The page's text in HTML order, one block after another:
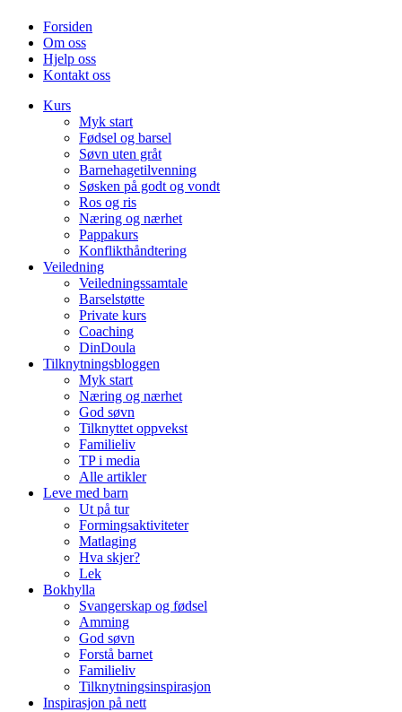
Forsiden
Om oss
Hjelp oss
Kontakt oss
Kurs
Myk start
Fødsel og barsel
Søvn uten gråt
Barnehagetilvenning
Søsken på godt og vondt
Ros og ris
Næring og nærhet
Pappakurs
Konflikthåndtering
Veiledning
Veiledningssamtale
Barselstøtte
Private kurs
Coaching
DinDoula
Tilknytningsbloggen
Myk start
Næring og nærhet
God søvn
Tilknyttet oppvekst
Familieliv
TP i media
Alle artikler
Leve med barn
Ut på tur
Formingsaktiviteter
Matlaging
Hva skjer?
Lek
Bokhylla
Svangerskap og fødsel
Amming
God søvn
Forstå barnet
Familieliv
Tilknytningsinspirasjon
Inspirasjon på nett